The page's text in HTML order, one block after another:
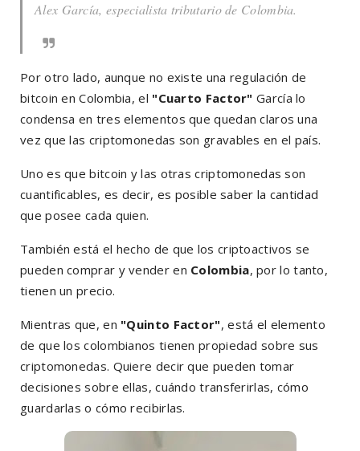
Alex García, especialista tributario de Colombia.
Por otro lado, aunque no existe una regulación de
bitcoin en Colombia, el "Cuarto Factor" García lo
condensa en tres elementos que quedan claros una
vez que las criptomonedas son gravables en el país.
Uno es que bitcoin y las otras criptomonedas son
cuantificables, es decir, es posible saber la cantidad
que posee cada quien.
También está el hecho de que los criptoactivos se
pueden comprar y vender en Colombia, por lo tanto,
tienen un precio.
Mientras que, en "Quinto Factor", está el elemento
de que los colombianos tienen propiedad sobre sus
criptomonedas. Quiere decir que pueden tomar
decisiones sobre ellas, cuándo transferirlas, cómo
guardarlas o cómo recibirlas.